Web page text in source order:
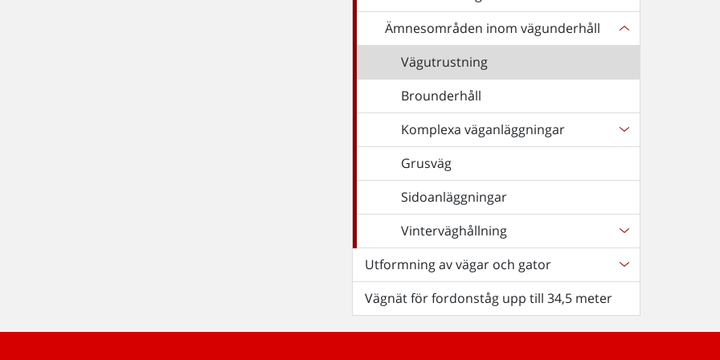
Ämnesområden inom vägunderhåll
Vägutrustning
Brounderhåll
Komplexa väganläggningar
Grusväg
Sidoanläggningar
Vinterväghållning
Utformning av vägar och gator
Vägnät för fordonståg upp till 34,5 meter